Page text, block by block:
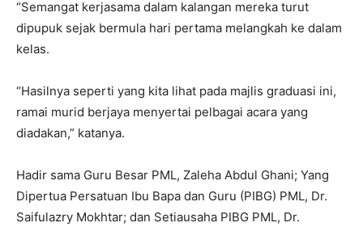
“Semangat kerjasama dalam kalangan mereka turut
dipupuk sejak bermula hari pertama melangkah ke dalam
kelas.
“Hasilnya seperti yang kita lihat pada majlis graduasi ini,
ramai murid berjaya menyertai pelbagai acara yang
diadakan,” katanya.
Hadir sama Guru Besar PML, Zaleha Abdul Ghani; Yang
Dipertua Persatuan Ibu Bapa dan Guru (PIBG) PML, Dr.
Saifulazry Mokhtar; dan Setiausaha PIBG PML, Dr.